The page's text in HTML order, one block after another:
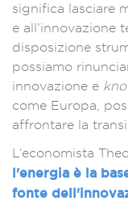
significa lasciare
e all’innovazione
disposizione
possiamo
innovazione e
come Europa,
affrontare la
L’economista
l'energia è la
fonte